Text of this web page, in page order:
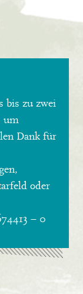
bis zu zwei
um
Dank für
oder
– 0